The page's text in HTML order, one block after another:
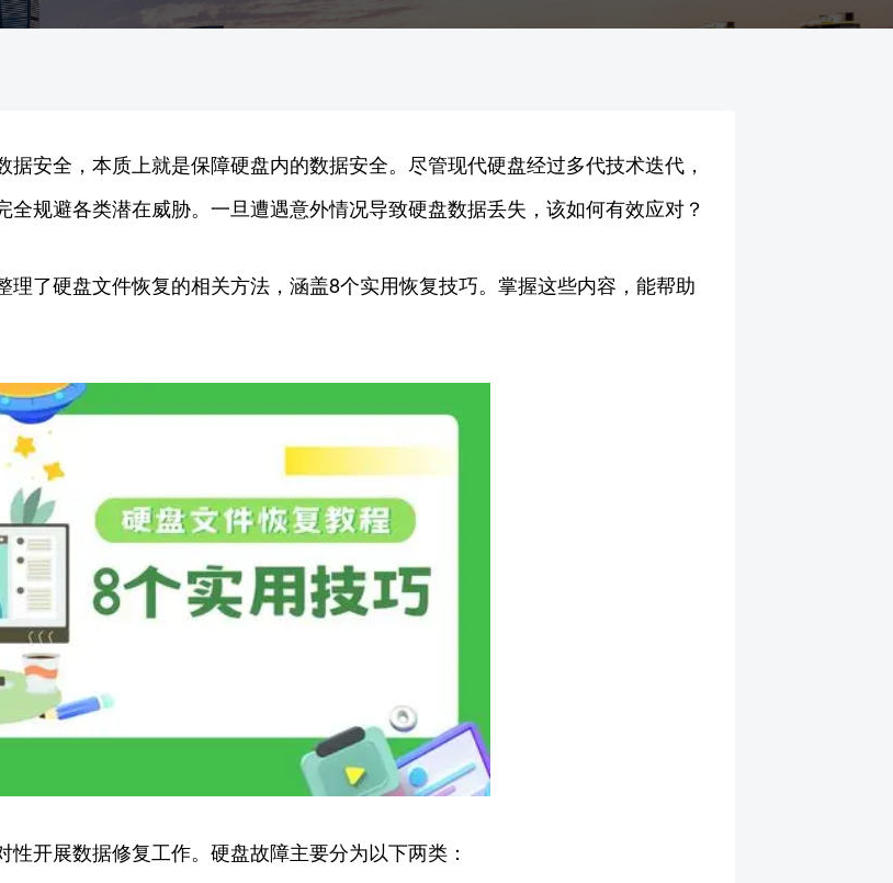
安全，本质上就是保障硬盘内的数据安全。尽管现代硬盘经过多代技术迭代，
规避各类潜在威胁。一旦遭遇意外情况导致硬盘数据丢失，该如何有效应对？
了硬盘文件恢复的相关方法，涵盖8个实用恢复技巧。掌握这些内容，能帮助
开展数据修复工作。硬盘故障主要分为以下两类：